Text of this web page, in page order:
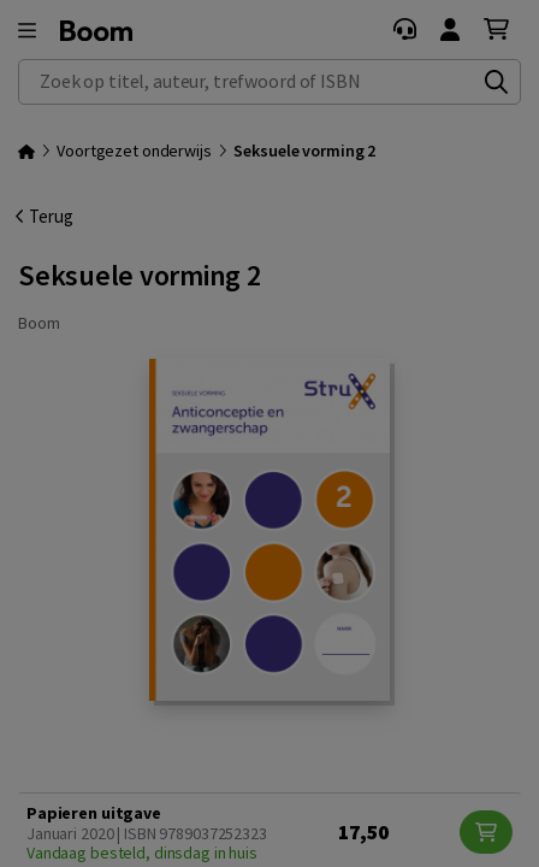
Zoek op titel, auteur, trefwoord of ISBN
Voortgezet onderwijs Seksuele vorming 2
Terug
Seksuele vorming 2
Boom
Papieren uitgave
Januari 2020 | ISBN 9789037252323
Vandaag besteld, dinsdag in huis
17,50